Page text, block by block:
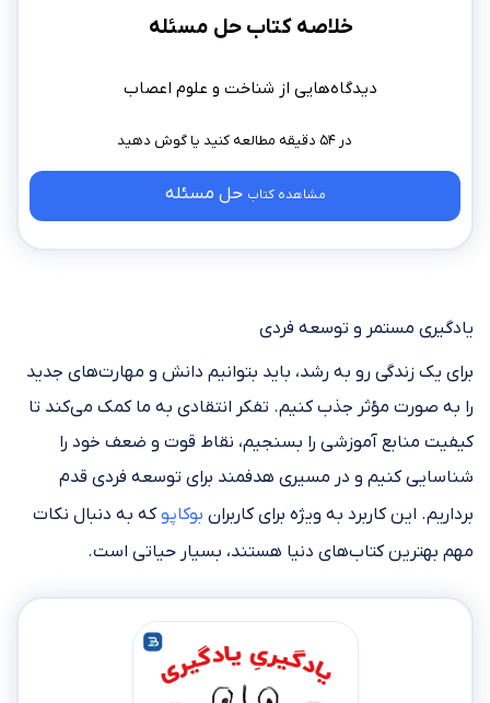
خلاصه کتاب حل مسئله
دیدگاه‌هایی از شناخت و علوم اعصاب
در ۵۴ دقیقه مطالعه کنید
مشاهده کتاب حل مسئله
یادگیری مستمر و توسعه فردی
برای یک زندگی رو به رشد، باید بتوانیم دانش و مهارت‌های جدید
را به صورت مؤثر جذب کنیم. تفکر انتقادی به ما کمک می‌کند تا
کیفیت منابع آموزشی را بسنجیم، نقاط قوت و ضعف خود را
شناسایی کنیم و در مسیری هدفمند برای توسعه فردی قدم
برداریم. این کاربرد به ویژه برای کاربران بوکاپوکه به دنبال نکات
مهم بهترین کتاب‌های دنیا هستند، بسیار حیاتی است.